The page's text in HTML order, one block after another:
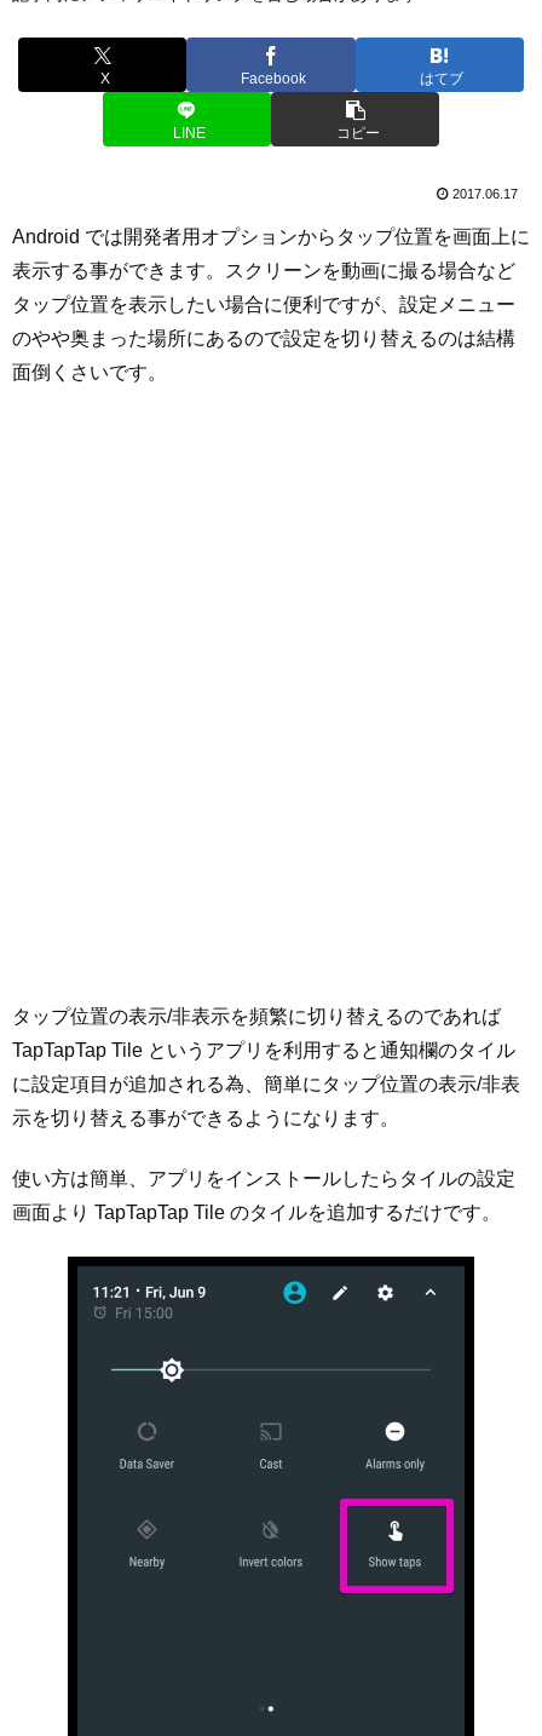
X Facebook はてブ
LINE コピー
2017.06.17
Android では開発者用オプションからタップ位置を画面上に
表示する事ができます。スクリーンを動画に撮る場合など
タップ位置を表示したい場合に便利ですが、設定メニュー
のやや奥まった場所にあるので設定を切り替えるのは結構
面倒くさいです。
タップ位置の表示/非表示を頻繁に切り替えるのであれば
TapTapTap Tile というアプリを利用すると通知欄のタイル
に設定項目が追加される為、簡単にタップ位置の表示/非表
示を切り替える事ができるようになります。
使い方は簡単、アプリをインストールしたらタイルの設定
画面より TapTapTap Tile のタイルを追加するだけです。